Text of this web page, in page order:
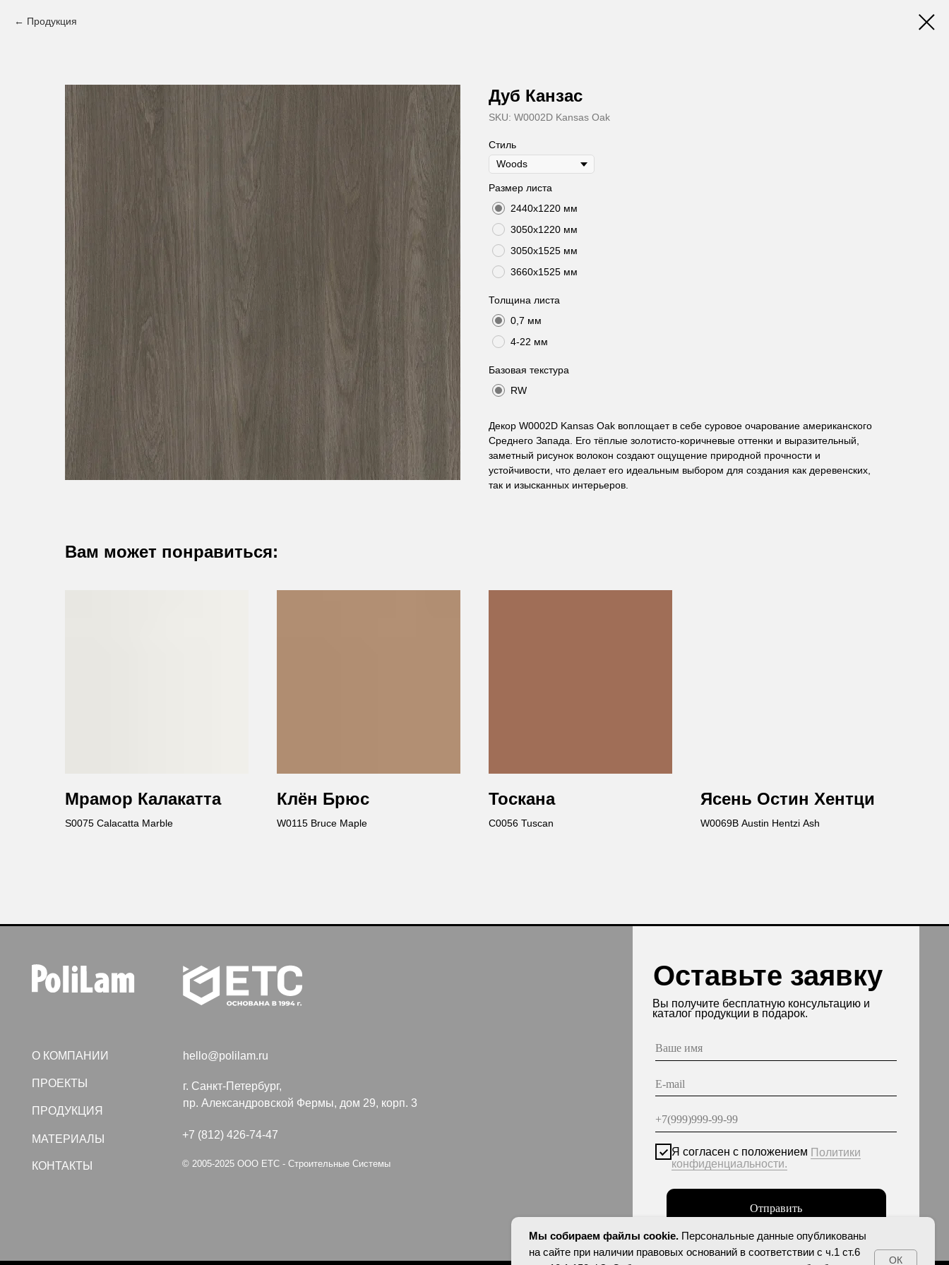
Продукция
Дуб Канзас
SKU: W0002D Kansas Oak
Стиль
Размер листа
2440х1220 мм
3050х1220 мм
3050х1525 мм
3660х1525 мм
Толщина листа
0,7 мм
4-22 мм
Базовая текстура
RW
Декор W0002D Kansas Oak воплощает в себе суровое очарование американского
Среднего Запада. Его тёплые золотисто-коричневые оттенки и выразительный,
заметный рисунок волокон создают ощущение природной прочности и
устойчивости, что делает его идеальным выбором для создания как деревенских,
так и изысканных интерьеров.
Вам может понравиться:
Мрамор Калакатта
S0075 Calacatta Marble
Клён Брюс
W0115 Bruce Maple
Тоскана
C0056 Tuscan
Ясень Остин Хентци
W0069B Austin Hentzi Ash
ПРОДУКЦИЯ
ПРОЕКТЫ
г. Санкт-Петербург,
пр. Александровской Фермы, дом 29, корп. 3
Отправить
Создание сайта VolkovGroup
Политика конфиденциальности
оснований в соответствии с ч.1 ст.6 и ст.10.1 152-ФЗ. Субъектами
установлены запреты на обработку неограниченных кругом лиц
опубликованных персональных данных.
Мы собираем файлы cookie. Персональные данные опубликованы
на сайте при наличии правовых оснований в соответствии с ч.1 ст.6
ОК